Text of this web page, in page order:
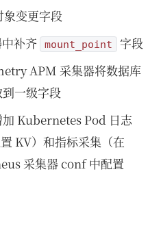
变更字段
补齐
mount_point 字段
APM 采集器将数据库
一级字段
Kubernetes Pod 日志
KV）和指标采集（在
采集器 conf 中配置